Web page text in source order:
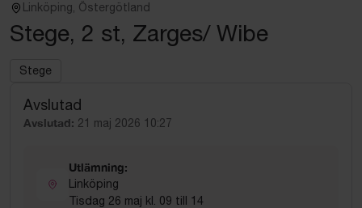
Linköping, Östergötland
Stege, 2 st, Zarges/ Wibe
Stege
Avslutad
Avslutad: 21 maj 2026 10:27
Utlämning:
Linköping
Tisdag 26 maj kl. 09 till 14